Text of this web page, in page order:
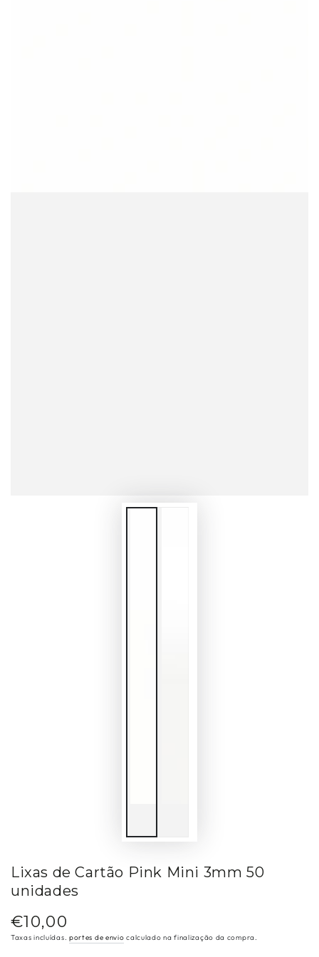
Lixas de Cartão Pink Mini 3mm 50
unidades
Preço
regular
€10,00
Taxas incluídas. portes de envio calculado na finalização da compra.